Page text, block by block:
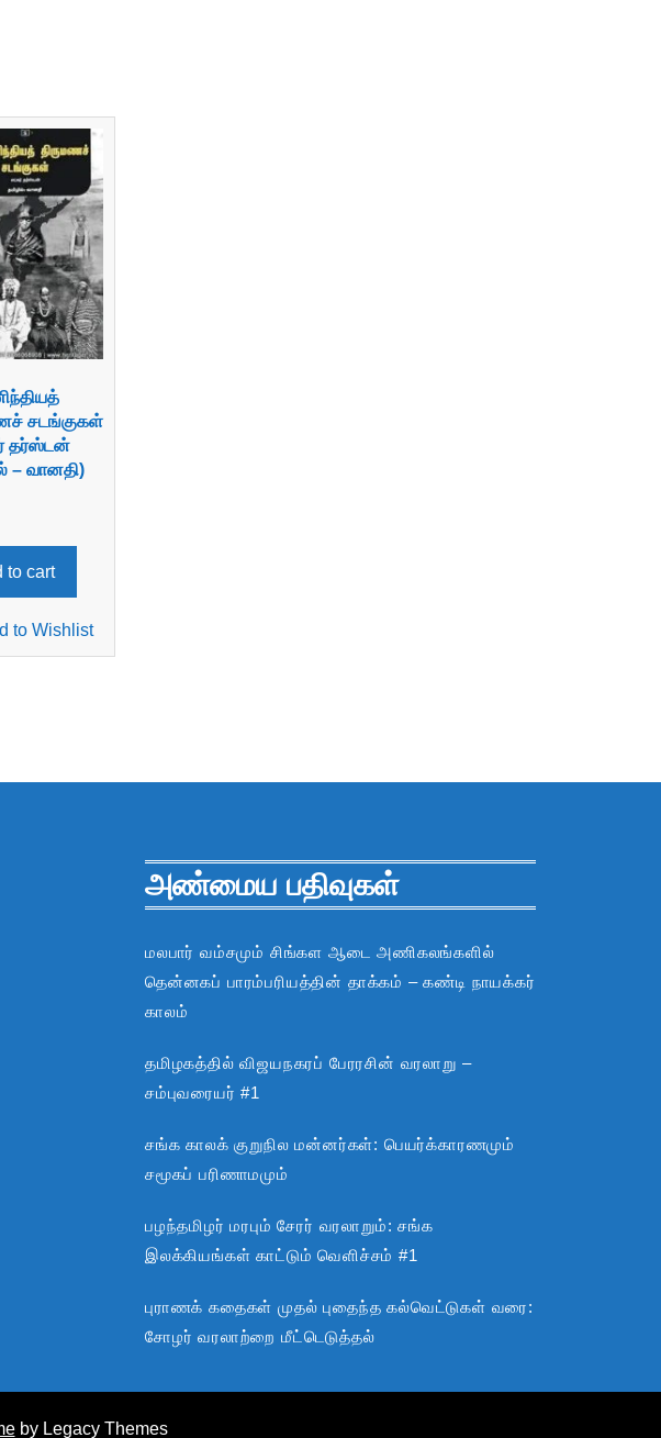
சடங்குகள்
தர்ஸ்டன்
– வானதி)
to cart
to Wishlist
அண்மைய பதிவுகள்
மலபார் வம்சமும் சிங்கள ஆடை அணிகலங்களில்
தென்னகப் பாரம்பரியத்தின் தாக்கம் – கண்டி நாயக்கர்
காலம்
தமிழகத்தில் விஜயநகரப் பேரரசின் வரலாறு –
சம்புவரையர் #1
சங்க காலக் குறுநில மன்னர்கள்: பெயர்க்காரணமும்
சமூகப் பரிணாமமும்
பழந்தமிழர் மரபும் சேரர் வரலாறும்: சங்க
இலக்கியங்கள் காட்டும் வெளிச்சம் #1
புராணக் கதைகள் முதல் புதைந்த கல்வெட்டுகள் வரை:
சோழர் வரலாற்றை மீட்டெடுத்தல்
by Legacy Themes